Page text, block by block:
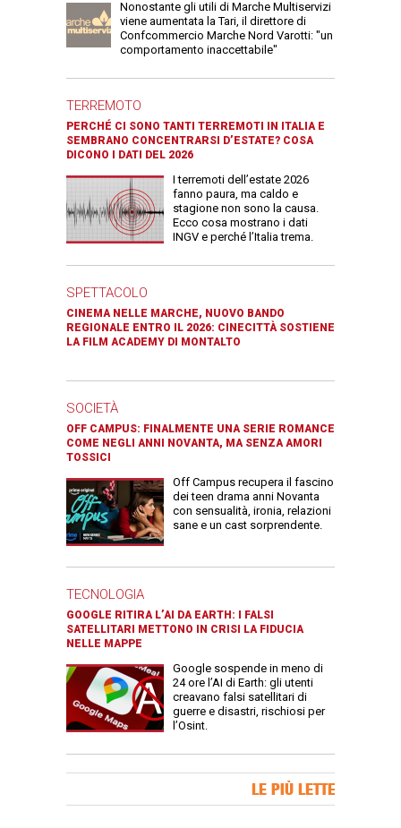
Nonostante gli utili di Marche Multiservizi
viene aumentata la Tari, il direttore di
Confcommercio Marche Nord Varotti: "un
comportamento inaccettabile"
TERREMOTO
PERCHÉ CI SONO TANTI TERREMOTI IN ITALIA E
SEMBRANO CONCENTRARSI D’ESTATE? COSA
DICONO I DATI DEL 2026
I terremoti dell’estate 2026
fanno paura, ma caldo e
stagione non sono la causa.
Ecco cosa mostrano i dati
INGV e perché l’Italia trema.
SPETTACOLO
CINEMA NELLE MARCHE, NUOVO BANDO
REGIONALE ENTRO IL 2026: CINECITTÀ SOSTIENE
LA FILM ACADEMY DI MONTALTO
SOCIETÀ
OFF CAMPUS: FINALMENTE UNA SERIE ROMANCE
COME NEGLI ANNI NOVANTA, MA SENZA AMORI
TOSSICI
Off Campus recupera il fascino
dei teen drama anni Novanta
con sensualità, ironia, relazioni
sane e un cast sorprendente.
TECNOLOGIA
GOOGLE RITIRA L’AI DA EARTH: I FALSI
SATELLITARI METTONO IN CRISI LA FIDUCIA
NELLE MAPPE
Google sospende in meno di
24 ore l’AI di Earth: gli utenti
creavano falsi satellitari di
guerre e disastri, rischiosi per
l’Osint.
LE PIÙ LETTE